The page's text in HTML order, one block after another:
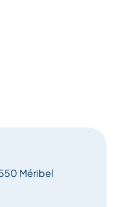
Méribel